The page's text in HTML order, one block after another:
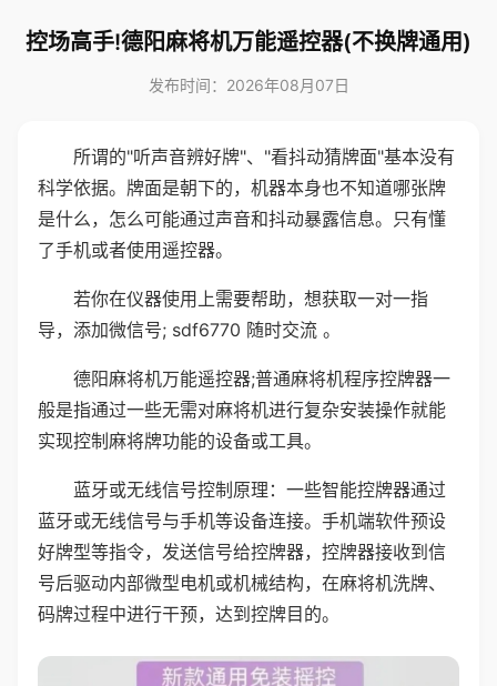
控场高手!德阳麻将机万能遥控器(不换牌通用)
发布时间：2026年08月07日
所谓的"听声音辨好牌"、"看抖动猜牌面"基本没有
科学依据。牌面是朝下的，机器本身也不知道哪张牌
是什么，怎么可能通过声音和抖动暴露信息。只有懂
了手机或者使用遥控器。
若你在仪器使用上需要帮助，想获取一对一指
导，添加微信号; sdf6770 随时交流 。
德阳麻将机万能遥控器;普通麻将机程序控牌器一
般是指通过一些无需对麻将机进行复杂安装操作就能
实现控制麻将牌功能的设备或工具。
蓝牙或无线信号控制原理：一些智能控牌器通过
蓝牙或无线信号与手机等设备连接。手机端软件预设
好牌型等指令，发送信号给控牌器，控牌器接收到信
号后驱动内部微型电机或机械结构，在麻将机洗牌、
码牌过程中进行干预，达到控牌目的。